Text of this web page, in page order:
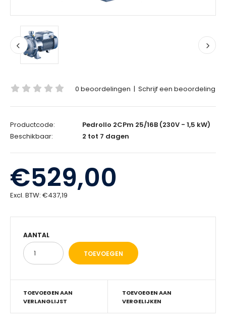
0 beoordelingen | Schrijf een beoordeling
Productcode:
Pedrollo 2CPm 25/16B (230V - 1,5 kW)
Beschikbaar:
2 tot 7 dagen
€529,00
Excl. BTW: €437,19
AANTAL
TOEVOEGEN AAN
VERLANGLIJST
TOEVOEGEN AAN
VERGELIJKEN